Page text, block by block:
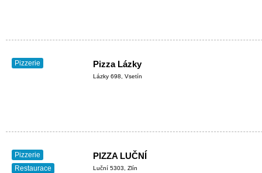
Pizzerie Pizza Lázky
Lázky 698, Vsetín
Pizzerie
Restaurace
PIZZA LUČNÍ
Luční 5303, Zlín